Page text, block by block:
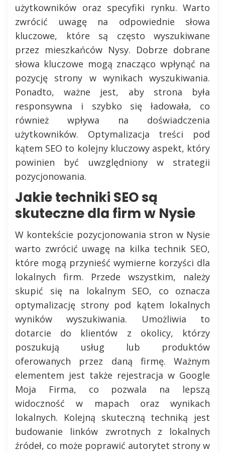
użytkowników oraz specyfiki rynku. Warto
zwrócić uwagę na odpowiednie słowa
kluczowe, które są często wyszukiwane
przez mieszkańców Nysy. Dobrze dobrane
słowa kluczowe mogą znacząco wpłynąć na
pozycję strony w wynikach wyszukiwania.
Ponadto, ważne jest, aby strona była
responsywna i szybko się ładowała, co
również wpływa na doświadczenia
użytkowników. Optymalizacja treści pod
kątem SEO to kolejny kluczowy aspekt, który
powinien być uwzględniony w strategii
pozycjonowania.
Jakie techniki SEO są
skuteczne dla firm w Nysie
W kontekście pozycjonowania stron w Nysie
warto zwrócić uwagę na kilka technik SEO,
które mogą przynieść wymierne korzyści dla
lokalnych firm. Przede wszystkim, należy
skupić się na lokalnym SEO, co oznacza
optymalizację strony pod kątem lokalnych
wyników wyszukiwania. Umożliwia to
dotarcie do klientów z okolicy, którzy
poszukują usług lub produktów
oferowanych przez daną firmę. Ważnym
elementem jest także rejestracja w Google
Moja Firma, co pozwala na lepszą
widoczność w mapach oraz wynikach
lokalnych. Kolejną skuteczną techniką jest
budowanie linków zwrotnych z lokalnych
źródeł, co może poprawić autorytet strony w